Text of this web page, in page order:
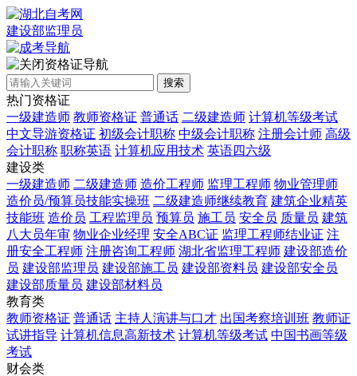
建设部监理员
资格证导航
搜索
热门资格证
一级建造师 教师资格证 普通话 二级建造师 计算机等级考试
中文导游资格证 初级会计职称 中级会计职称 注册会计师 高级
会计职称 职称英语 计算机应用技术 英语四六级
建设类
一级建造师 二级建造师 造价工程师 监理工程师 物业管理师
造价员/预算员技能实操班 二级建造师继续教育 建筑企业精英
技能班 造价员 工程监理员 预算员 施工员 安全员 质量员 建筑
八大员年审 物业企业经理 安全ABC证 监理工程师结业证 注
册安全工程师 注册咨询工程师 湖北省监理工程师 建设部造价
员 建设部监理员 建设部施工员 建设部资料员 建设部安全员
建设部质量员 建设部材料员
教育类
教师资格证 普通话 主持人演讲与口才 出国考察培训班 教师证
试讲指导 计算机信息高新技术 计算机等级考试 中国书画等级
考试
财会类